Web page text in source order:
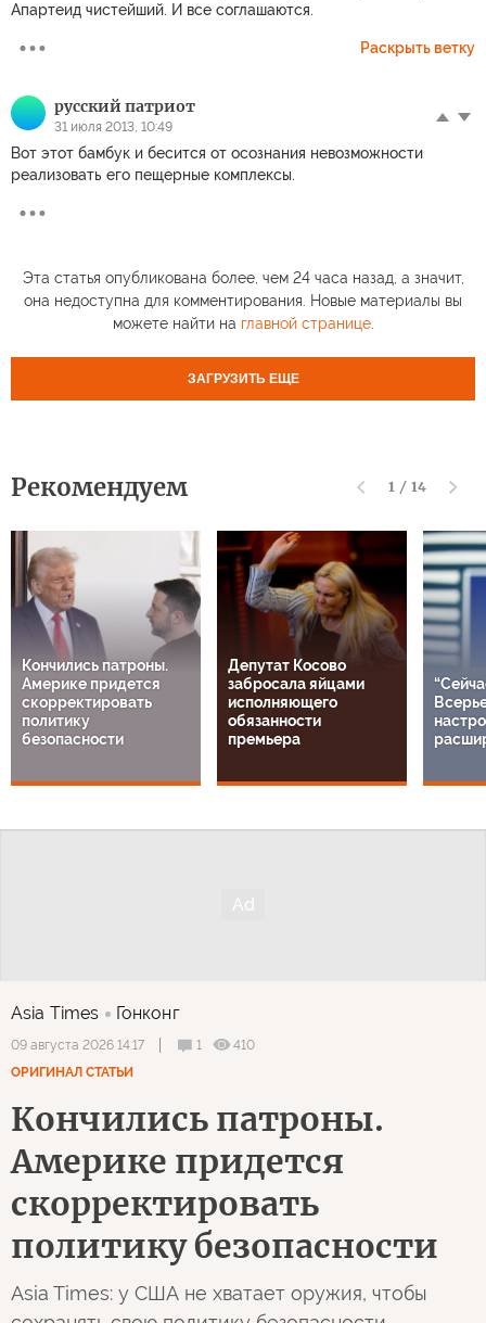
Апартеид чистейший. И все соглашаются.
Раскрыть ветку
русский патриoт
31 июля 2013, 10:49
Вот этот бамбук и бесится от осознания невозможности
реализовать его пещерные комплексы.
Эта статья опубликована более, чем 24 часа назад, а значит,
она недоступна для комментирования. Новые материалы вы
можете найти на главной странице.
ЗАГРУЗИТЬ ЕЩЕ
Рекомендуем 1 / 14
Кончились патроны.
Америке придется
скорректировать
политику
безопасности
Депутат Косово
забросала яйцами
исполняющего
обязанности
премьера
Asia Times Гонконг
09 августа 2026 14:17 1
410
ОРИГИНАЛ СТАТЬИ
Кончились патроны.
Америке придется
скорректировать
политику безопасности
Asia Times: у США не хватает оружия, чтобы